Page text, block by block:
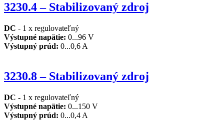
3230.4 – Stabilizovaný zdroj
DC - 1 x regulovateľný
Výstupné napätie: 0...96 V
Výstupný prúd: 0...0,6 A
3230.8 – Stabilizovaný zdroj
DC - 1 x regulovateľný
Výstupné napätie: 0...150 V
Výstupný prúd: 0...0,4 A